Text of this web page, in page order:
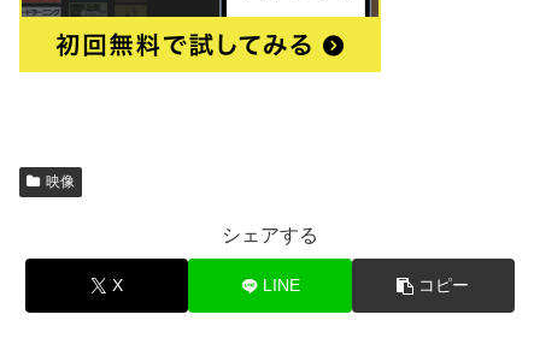
映像
シェアする
X LINE コピー